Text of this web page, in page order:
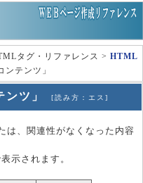
タグ・リファレンス > HTML
テンツ」
ツ」 [読み方：エス]
は、関連性がなくなった内容
示されます。